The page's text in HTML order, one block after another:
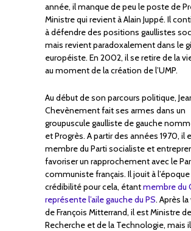
année, il manque de peu le poste de
Ministre qui revient à Alain Juppé. Il
à défendre des positions gaullistes
mais revient paradoxalement dans le
européiste. En 2002, il se retire de la
au moment de la création de l’UMP.
Au début de son parcours politique,
Chevènement fait ses armes dans un
groupuscule gaulliste de gauche
et Progrès. A partir des années 1970, il
membre du Parti socialiste et
favoriser un rapprochement avec le
communiste français. Il jouit à l’époque
crédibilité pour cela, étantmembre du
représente l’aile gauche du PS. Après
de François Mitterrand, il est Ministre
Recherche et de la Technologie, mais il